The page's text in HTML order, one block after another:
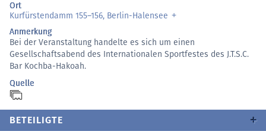
Ort
Kurfürstendamm 155–156, Berlin-Halensee
Anmerkung
Bei der Veranstaltung handelte es sich um einen
Gesellschaftsabend des Internationalen Sportfestes des J.T.S.C.
Bar Kochba-Hakoah.
Quelle
BETEILIGTE